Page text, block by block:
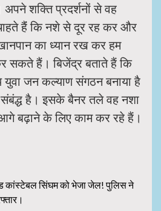
शक्ति प्रदर्शनों से वह
हैंं कि नशे से दूर रह कर और
का ध्यान रख कर हम
सकते हैं। बिजेंद्र बताते हैं कि
युवा जन कल्याण संगठन बनाया है
है। इसके बैनर तले वह नशा
बढ़ाने के लिए काम कर रहे हैं।
कांस्टेबल सिंघम को भेजा जेल! पुलिस ने